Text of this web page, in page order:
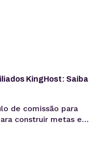
KingHost: Saiba
de comissão para
construir metas e
ganhos de forma